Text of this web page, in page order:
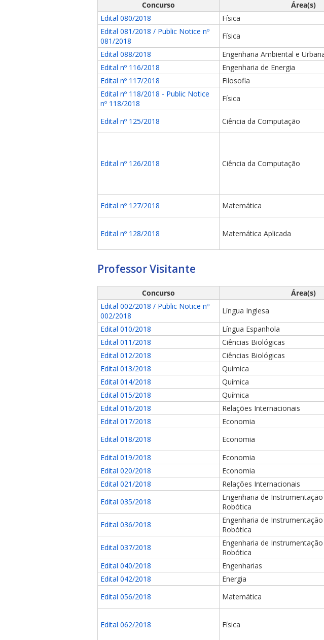
Concurso Área(s)
Edital 080/2018
Física
Edital 081/2018 / Public Notice nº
081/2018
Física
Edital 088/2018
Engenharia Ambiental e
Edital nº 116/2018
Engenharia de Energia
Edital nº 117/2018
Filosofia
Edital nº 118/2018 - Public Notice
nº 118/2018
Física
Edital nº 125/2018 Ciência da Computação
Edital nº 126/2018 Ciência da Computação
Edital nº 127/2018 Matemática
Edital nº 128/2018 Matemática Aplicada
Professor Visitante
Concurso Área(s)
Edital 002/2018 / Public Notice nº
002/2018
Língua Inglesa
Edital 010/2018
Língua Espanhola
Edital 011/2018
Ciências Biológicas
Edital 012/2018
Ciências Biológicas
Edital 013/2018
Química
Edital 014/2018
Química
Edital 015/2018
Química
Edital 016/2018
Relações Internacionais
Edital 017/2018
Economia
Edital 018/2018
Economia
Edital 019/2018
Economia
Edital 020/2018
Economia
Edital 021/2018
Relações Internacionais
Edital 035/2018
Engenharia de
Robótica
Edital 036/2018
Engenharia de
Robótica
Edital 037/2018
Engenharia de
Robótica
Edital 040/2018
Engenharias
Edital 042/2018
Energia
Edital 056/2018
Matemática
Edital 062/2018 Física